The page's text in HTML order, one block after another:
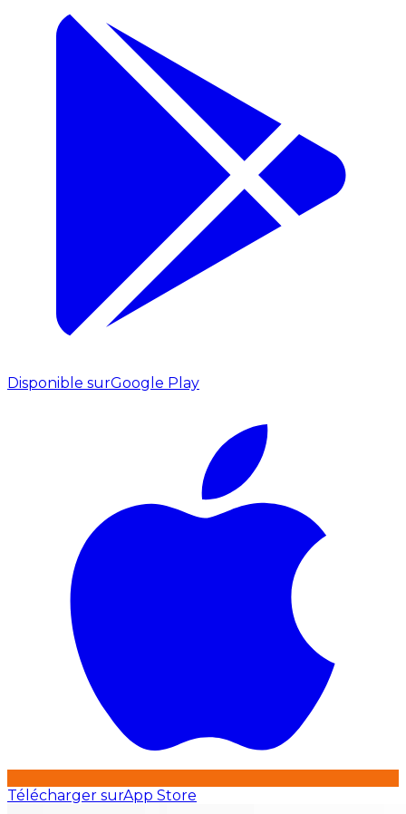
Disponible surGoogle Play
Télécharger surApp Store